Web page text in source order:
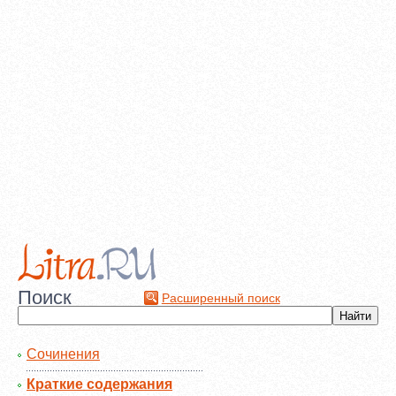
Поиск Расширенный поиск
Сочинения
Краткие содержания